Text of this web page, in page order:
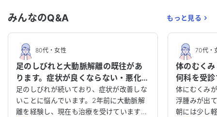
みんなのQ&A もっと見る
80代・女性
足のしびれと大動脈解離の既往があ
ります。症状が良くならない・悪化し
ているため、詳しく教えてくださ
い。
足のしびれが続いており、症状が改善しな
いことに悩んでいます。2年前に大動脈解
離を経験し、現在も治療を受けています
70代・
体のむく
何科を受
い。
体にむくみ
浮腫みが出
朝には少し